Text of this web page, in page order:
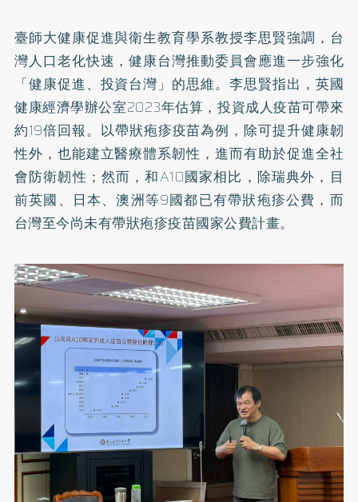
臺師大健康促進與衛生教育學系教授李思賢強調，台
灣人口老化快速，健康台灣推動委員會應進一步強化
「健康促進、投資台灣」的思維。李思賢指出，英國
健康經濟學辦公室2023年估算，投資成人疫苗可帶來
約19倍回報。以帶狀疱疹疫苗為例，除可提升健康韌
性外，也能建立醫療體系韌性，進而有助於促進全社
會防衛韌性；然而，和A10國家相比，除瑞典外，目
前英國、日本、澳洲等9國都已有帶狀疱疹公費，而
台灣至今尚未有帶狀疱疹疫苗國家公費計畫。